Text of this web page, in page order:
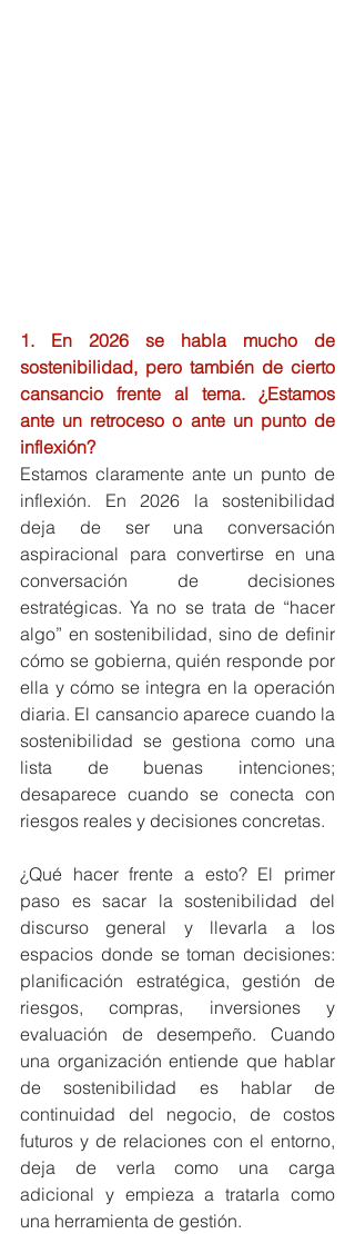
1. En 2026 se habla mucho de
sostenibilidad, pero también de cierto
cansancio frente al tema. ¿Estamos
ante un retroceso o ante un punto de
inflexión?
Estamos claramente ante un punto de
inflexión. En 2026 la sostenibilidad
deja de ser una conversación
aspiracional para convertirse en una
conversación de decisiones
estratégicas. Ya no se trata de “hacer
algo” en sostenibilidad, sino de definir
cómo se gobierna, quién responde por
ella y cómo se integra en la operación
diaria. El cansancio aparece cuando la
sostenibilidad se gestiona como una
lista de buenas intenciones;
desaparece cuando se conecta con
riesgos reales y decisiones concretas.
¿Qué hacer frente a esto? El primer
paso es sacar la sostenibilidad del
discurso general y llevarla a los
espacios donde se toman decisiones:
planificación estratégica, gestión de
riesgos, compras, inversiones y
evaluación de desempeño. Cuando
una organización entiende que hablar
de sostenibilidad es hablar de
continuidad del negocio, de costos
futuros y de relaciones con el entorno,
deja de verla como una carga
adicional y empieza a tratarla como
una herramienta de gestión.